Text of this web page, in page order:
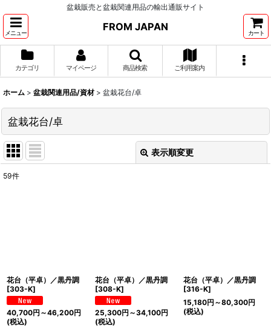
盆栽販売と盆栽関連用品の輸出通販サイト
メニュー
FROM JAPAN
カート
カテゴリ マイページ 商品検索 ご利用案内
ホーム > 盆栽関連用品/資材 > 盆栽花台/卓
盆栽花台/卓
表示順変更
59件
花台（平卓）／黒丹調
[303-K]
40,700円 ～46,200円
(税込)
花台（平卓）／黒丹調
[308-K]
25,300円 ～34,100円
(税込)
花台（平卓）／黒丹調
[316-K]
15,180円 ～80,300円
(税込)